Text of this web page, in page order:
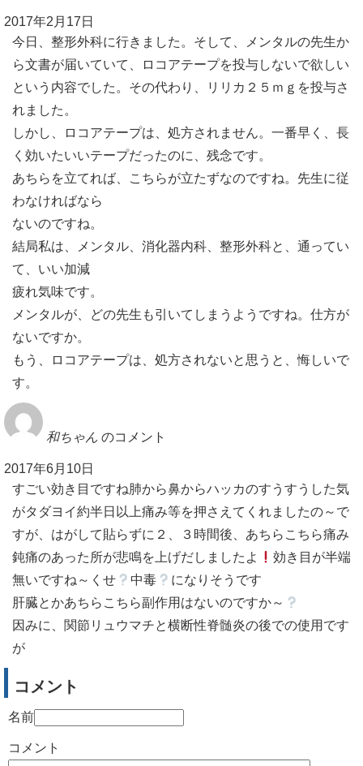
2017年2月17日
今日、整形外科に行きました。そして、メンタルの先生か
ら文書が届いていて、ロコアテープを投与しないで欲しい
という内容でした。その代わり、リリカ２５ｍｇを投与さ
れました。
しかし、ロコアテープは、処方されません。一番早く、長
く効いたいいテープだったのに、残念です。
あちらを立てれば、こちらが立たずなのですね。先生に従
わなければなら
ないのですね。
結局私は、メンタル、消化器内科、整形外科と、通ってい
て、いい加減
疲れ気味です。
メンタルが、どの先生も引いてしまうようですね。仕方が
ないですか。
もう、ロコアテープは、処方されないと思うと、悔しいで
す。
和ちゃん のコメント
2017年6月10日
すごい効き目ですね肺から鼻からハッカのすうすうした気
がタダヨイ約半日以上痛み等を押さえてくれましたの～で
すが、はがして貼らずに２、３時間後、あちらこちら痛み
鈍痛のあった所が悲鳴を上げだしましたよ
効き目が半端
無いですね～くせ
中毒
になりそうです
肝臓とかあちらこちら副作用はないのですか～
因みに、関節リュウマチと横断性脊髄炎の後での使用です
が
コメント
名前
コメント